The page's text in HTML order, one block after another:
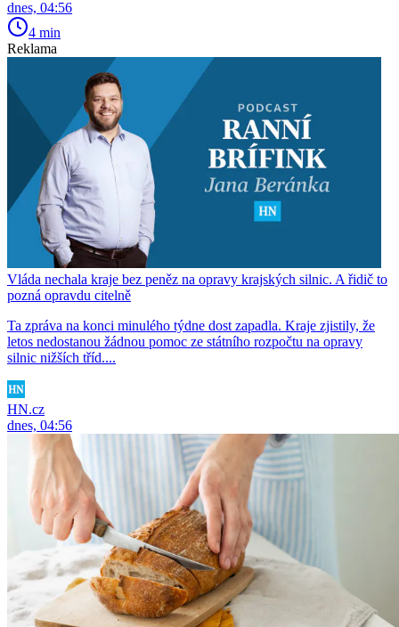
dnes, 04:56
4 min
Reklama
Vláda nechala kraje bez peněz na opravy krajských silnic. A řidič to
pozná opravdu citelně
Ta zpráva na konci minulého týdne dost zapadla. Kraje zjistily, že
letos nedostanou žádnou pomoc ze státního rozpočtu na opravy
silnic nižších tříd....
HN.cz
dnes, 04:56